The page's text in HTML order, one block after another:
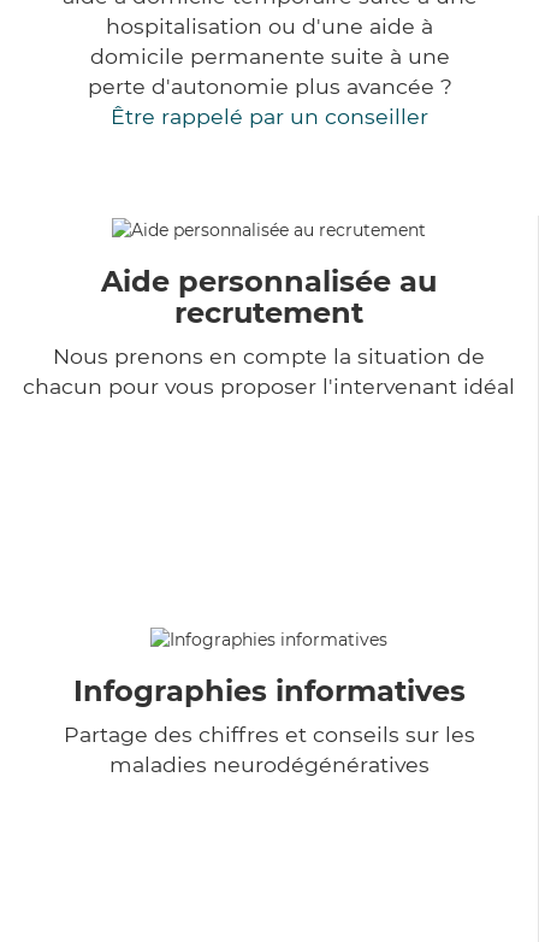
hospitalisation ou d'une aide à
domicile permanente suite à une
perte d'autonomie plus avancée ?
Être rappelé par un conseiller
Aide personnalisée au
recrutement
Nous prenons en compte la situation de
chacun pour vous proposer l'intervenant idéal
Infographies informatives
Partage des chiffres et conseils sur les
maladies neurodégénératives